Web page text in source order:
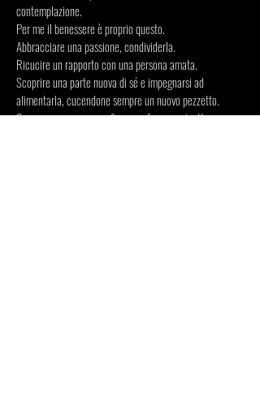
contemplazione.
Per me il benessere è proprio questo.
Abbracciare una passione, condividerla.
Ricucire un rapporto con una persona amata.
Scoprire una parte nuova di sé e impegnarsi ad
alimentarla, cucendone sempre un nuovo pezzetto.
Comporre una coreografia come fosse uncinetto: una